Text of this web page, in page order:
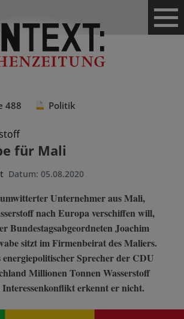
488 Politik
für Mali
Datum: 05.08.2020
Unternehmer aus Mali,
nach Europa verschiffen will,
Bundestagsabgeordneten Joachim
sitzt im Firmenbeirat des Maliers.
Sprecher der CDU
Millionen Tonnen Wasserstoff
erkennt er nicht.